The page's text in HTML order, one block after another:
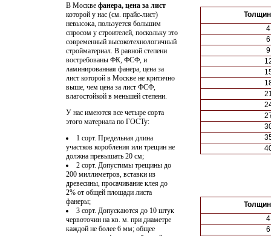
В Москве фанера, цена за лист
которой у нас (см. прайс-лист)
невысока, пользуется большим
спросом у строителей, поскольку это
современный высокотехнологичный
стройматериал. В равной степени
востребованы ФК, ФСФ, и
ламинированная фанера, цена за
лист которой в Москве не критично
выше, чем цена за лист ФСФ,
влагостойкой в меньшей степени.
У нас имеются все четыре сорта
этого материала по ГОСТу:
1 сорт. Предельная длина
участков коробления или трещин не
должна превышать 20 см;
2 сорт. Допустимы трещины до
200 миллиметров, вставки из
древесины, просачивание клея до
2% от общей площади листа
фанеры;
3 сорт. Допускаются до 10 штук
червоточин на кв. м. при диаметре
каждой не более 6 мм; общее
4
6
9
4
6